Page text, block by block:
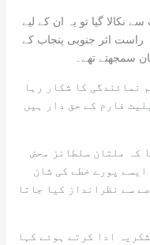
نکالا گیا تو یہ ان کے لیے
راست اثر جنوبی پنجاب کے
سمجھتے تھے۔
نمائندگی کا شکار رہا
فارم کے حق دار ہیں
کہ ملتان سلطانز محض
پورے خطے کی شان
سے نظرانداز کیا جاتا
ادا کرتے ہوئے کہا